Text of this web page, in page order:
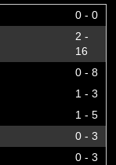
0 - 0
2 -
16
0 - 8
1 - 3
1 - 5
0 - 3
0 - 3